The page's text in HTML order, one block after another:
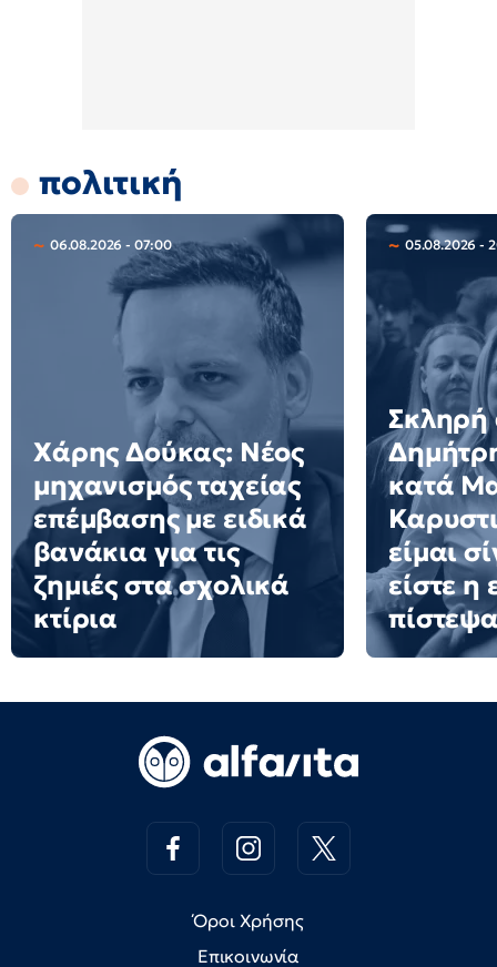
πολιτική
06.08.2026 - 07:00
Χάρης Δούκας: Νέος
μηχανισμός ταχείας
επέμβασης με ειδικά
βανάκια για τις
ζημιές στα σχολικά
κτίρια
05.08.2026 -
Σκληρή
κατά
είμαι
είστε η
Όροι Χρήσης
Επικοινωνία